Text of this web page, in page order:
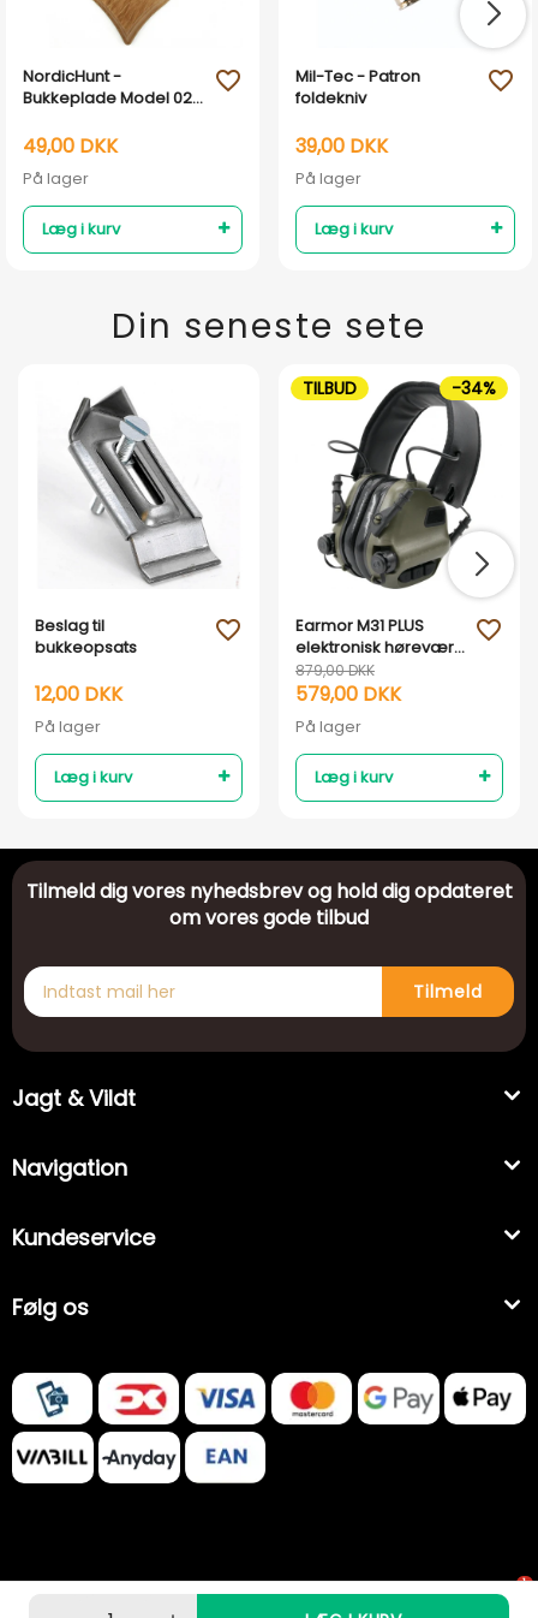
NordicHunt -
Bukkeplade Model 023
49,00 DKK
På lager
Læg i kurv
favorite_outline
Mil-Tec - Patron
foldekniv
39,00 DKK
På lager
Læg i kurv
favorite_outline
Din seneste sete
Beslag til
bukkeopsats
12,00 DKK
På lager
Læg i kurv
favorite_outline
Earmor M31 PLUS
elektronisk høreværn
- Armygrøn
879,00 DKK
579,00 DKK
På lager
Læg i kurv
favorite_outline
TILBUD -34%
Tilmeld dig vores nyhedsbrev og hold dig opdateret
om vores gode tilbud
Tilmeld
Jagt & Vildt
Navigation
Kundeservice
Følg os
1